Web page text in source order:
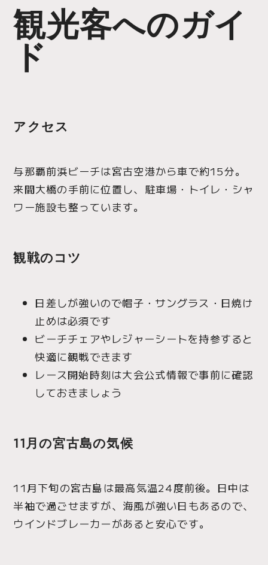
観光客へのガイ
ド
アクセス
与那覇前浜ビーチは宮古空港から車で約15分。
来間大橋の手前に位置し、駐車場・トイレ・シャ
ワー施設も整っています。
観戦のコツ
日差しが強いので帽子・サングラス・日焼け
止めは必須です
ビーチチェアやレジャーシートを持参すると
快適に観戦できます
レース開始時刻は大会公式情報で事前に確認
しておきましょう
11月の宮古島の気候
11月下旬の宮古島は最高気温24度前後。日中は
半袖で過ごせますが、海風が強い日もあるので、
ウインドブレーカーがあると安心です。